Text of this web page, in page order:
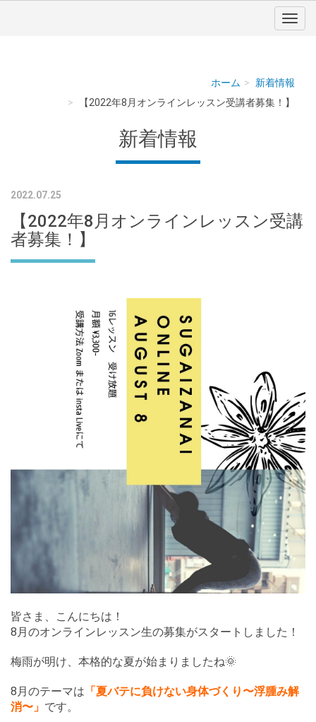
ホーム
新着情報
【2022年8月オンラインレッスン受講者募集！】
新着情報
2022.07.25
【2022年8月オンラインレッスン受講
者募集！】
皆さま、こんにちは！
8月のオンラインレッスン生の募集がスタートしました！
梅雨が明け、本格的な夏が始まりましたね🌞
8月のテーマは 「夏バテに負けない身体づくり〜浮腫み解
消〜」 です。